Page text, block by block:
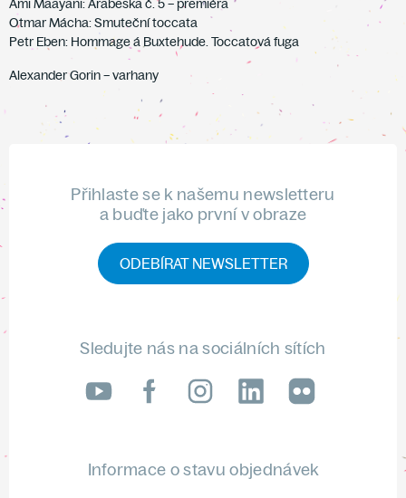
Ami Maayani: Arabeska č. 5 – premiéra
Otmar Mácha: Smuteční toccata
Petr Eben: Hommage á Buxtehude. Toccatová fuga
Alexander Gorin – varhany
Přihlaste se k našemu newsletteru
a buďte jako první v obraze
ODEBÍRAT NEWSLETTER
Sledujte nás na sociálních sítích
LinkedIn
flickr
Informace o stavu objednávek